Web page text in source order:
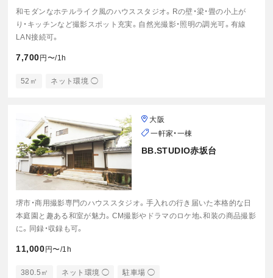
和モダンなホテルライク風のハウススタジオ。Rの壁・梁・畳の小上が
り・キッチンなど撮影スポット充実。自然光撮影・照明の調光可。有線
LAN接続可。
7,700 円〜/1h
52㎡ ネット環境 ◯
大阪
一軒家・一棟
BB.STUDIO赤坂台
堺市・商用撮影専門のハウススタジオ。手入れの行き届いた本格的な日
本庭園と趣ある和室が魅力。CM撮影やドラマのロケ地、和装の商品撮影
に。同録・収録も可。
11,000 円〜/1h
380.5㎡ ネット環境 ◯ 駐車場 ◯